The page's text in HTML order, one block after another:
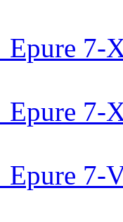
7-
7-
7-